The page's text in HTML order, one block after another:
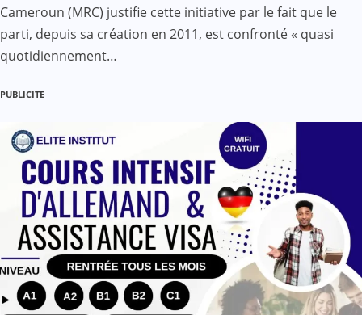
Cameroun (MRC) justifie cette initiative par le fait que le
parti, depuis sa création en 2011, est confronté « quasi
quotidiennement…
PUBLICITE